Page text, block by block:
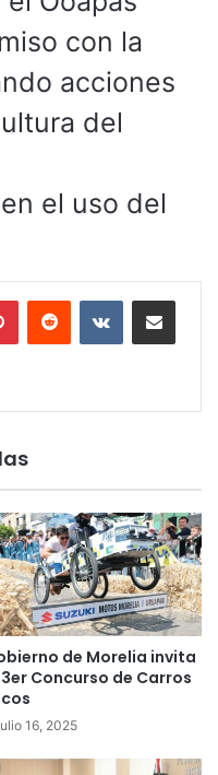
con la
acciones
del
el uso del
PinterestReddit VKontakteCompartir por
de Morelia invita
Concurso de Carros
16, 2025